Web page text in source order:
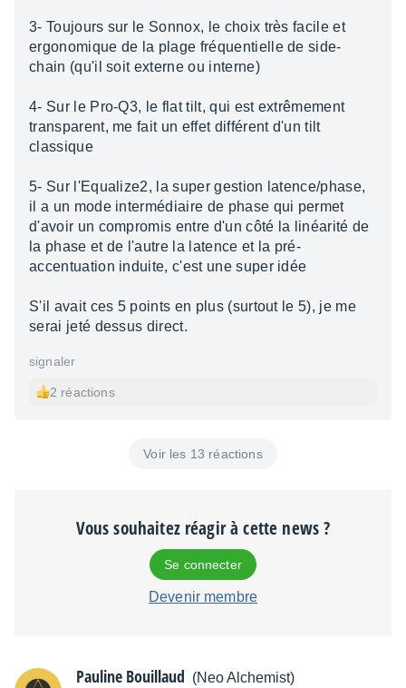
3- Toujours sur le Sonnox, le choix très facile et
ergonomique de la plage fréquentielle de side-
chain (qu'il soit externe ou interne)
4- Sur le Pro-Q3, le flat tilt, qui est extrêmement
transparent, me fait un effet différent d'un tilt
classique
5- Sur l'Equalize2, la super gestion latence/phase,
il a un mode intermédiaire de phase qui permet
d'avoir un compromis entre d'un côté la linéarité de
la phase et de l'autre la latence et la pré-
accentuation induite, c'est une super idée
S'il avait ces 5 points en plus (surtout le 5), je me
serai jeté dessus direct.
signaler
2 réactions
Voir les 13 réactions
Vous souhaitez réagir à cette news ?
Se connecter
Devenir membre
Pauline Bouillaud (Neo Alchemist)